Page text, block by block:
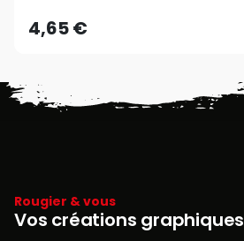
4,65 €
Rougier & vous
Vos créations graphiques